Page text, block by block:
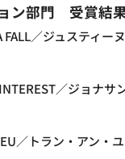
ン部門 受賞結
FALL／ジュスティー
／ジョナ
／トラン・アン・